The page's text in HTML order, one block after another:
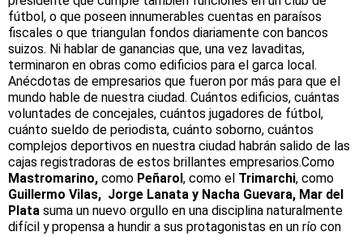
fútbol, o que poseen innumerables cuentas en paraísos
fiscales o que triangulan fondos diariamente con bancos
suizos. Ni hablar de ganancias que, una vez lavaditas,
terminaron en obras como edificios para el garca local.
Anécdotas de empresarios que fueron por más para que el
mundo hable de nuestra ciudad. Cuántos edificios, cuántas
voluntades de concejales, cuántos jugadores de fútbol,
cuánto sueldo de periodista, cuánto soborno, cuántos
complejos deportivos en nuestra ciudad habrán salido de las
cajas registradoras de estos brillantes empresarios.Como
Mastromarino, como Peñarol, como el Trimarchi, como
Guillermo Vilas, Jorge Lanata y Nacha Guevara, Mar del
Plata suma un nuevo orgullo en una disciplina naturalmente
difícil y propensa a hundir a sus protagonistas en un río con